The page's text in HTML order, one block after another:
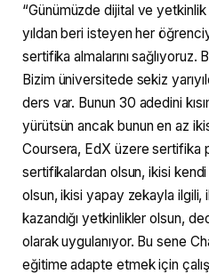
“Günümüzde dijital ve
yıldan beri isteyen her
sertifika almalarını sağlıyoruz.
Bizim üniversitede sekiz
ders var. Bunun 30 adedini
yürütsün ancak bunun en az
Coursera, EdX üzere sertifika
sertifikalardan olsun, ikisi
olsun, ikisi yapay zekayla
kazandığı yetkinlikler olsun,
olarak uygulanıyor. Bu sene
eğitime adapte etmek için